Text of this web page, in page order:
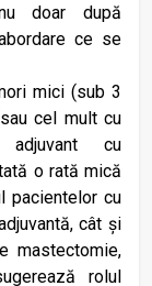
doar după
ce se
mici (sub 3
cel mult cu
adjuvant cu
o rată mică
pacientelor cu
cât și
mastectomie,
rolul